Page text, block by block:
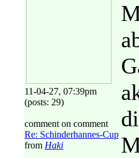
11-04-27, 07:39pm
(posts: 29)
comment on comment
Re: Schinderhannes-Cup
from Haki